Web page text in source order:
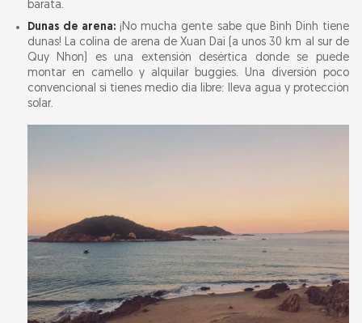
barata.
Dunas de arena: ¡No mucha gente sabe que Binh Dinh tiene
dunas! La colina de arena de Xuan Dai (a unos 30 km al sur de
Quy Nhon) es una extensión desértica donde se puede
montar en camello y alquilar buggies. Una diversión poco
convencional si tienes medio día libre: lleva agua y protección
solar.